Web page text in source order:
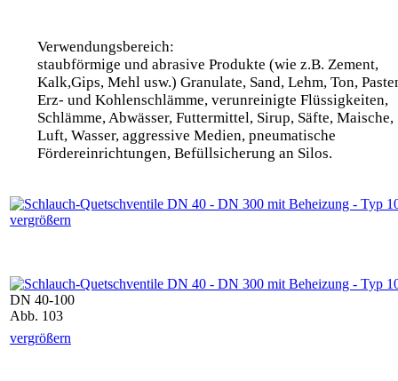
Verwendungsbereich:
staubförmige und abrasive Produkte (wie z.B. Zement,
Kalk,Gips, Mehl usw.) Granulate, Sand, Lehm, Ton,
Erz- und Kohlenschlämme, verunreinigte Flüssigkeiten,
Schlämme, Abwässer, Futtermittel, Sirup, Säfte, Maische,
Luft, Wasser, aggressive Medien, pneumatische
Fördereinrichtungen, Befüllsicherung an Silos.
vergrößern
DN 40-100
Abb. 103
vergrößern